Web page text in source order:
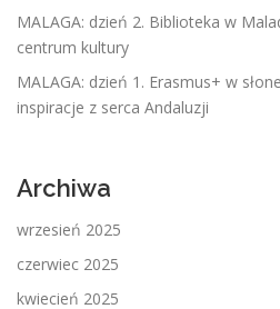
MALAGA: dzień 2. Biblioteka w
centrum kultury
MALAGA: dzień 1. Erasmus+ w
inspiracje z serca Andaluzji
Archiwa
wrzesień 2025
czerwiec 2025
kwiecień 2025